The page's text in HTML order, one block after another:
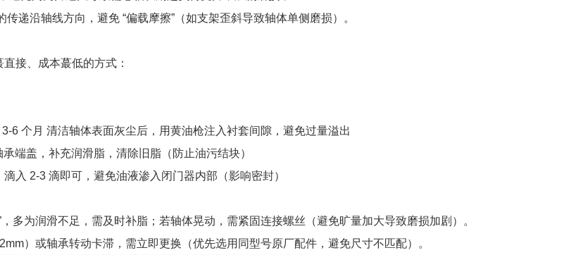
递沿轴线方向，避免 “偏载摩擦”（如支架歪斜导致轴体单侧磨损）。
接、成本蕞低的方式：
6 个月 清洁轴体表面灰尘后，用黄油枪注入衬套间隙，避免过量溢出
端盖，补充润滑脂，清除旧脂（防止油污结块）
入 2-3 滴即可，避免油液渗入闭门器内部（影响密封）
多为润滑不足，需及时补脂；若轴体晃动，需紧固连接螺丝（避免旷量加大导致磨损加剧）。
）或轴承转动卡滞，需立即更换（优先选用同型号原厂配件，避免尺寸不匹配）。